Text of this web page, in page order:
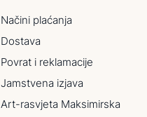
Načini plaćanja
Dostava
Povrat i reklamacije
Jamstvena izjava
Art-rasvjeta Maksimirska